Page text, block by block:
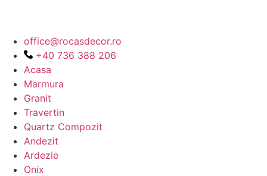
office@rocasdecor.ro
+40 736 388 206
Acasa
Marmura
Granit
Travertin
Quartz Compozit
Andezit
Ardezie
Onix